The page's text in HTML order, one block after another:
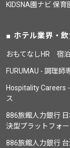
KIDSNA園ナビ 保
ホテル業界・
おもてなしHR 宿
FURUMAU - 調理
Hospitality Careers
ス
886旅館人力銀行
決型プラットフォ
886旅館人力銀行